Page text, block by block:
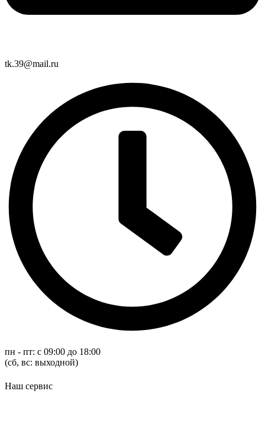
tk.39@mail.ru
пн - пт: с 09:00 до 18:00
(cб, вс: выходной)
Наш сервис